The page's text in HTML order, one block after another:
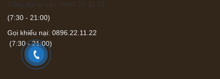
Tổng đài tư vấn: 0896.22.11.22
(7:30 - 21:00)
Gọi khiếu nại: 0896.22.11.22
(7:30 - 21:00)